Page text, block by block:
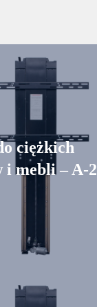
ciężkich
i mebli – A-2